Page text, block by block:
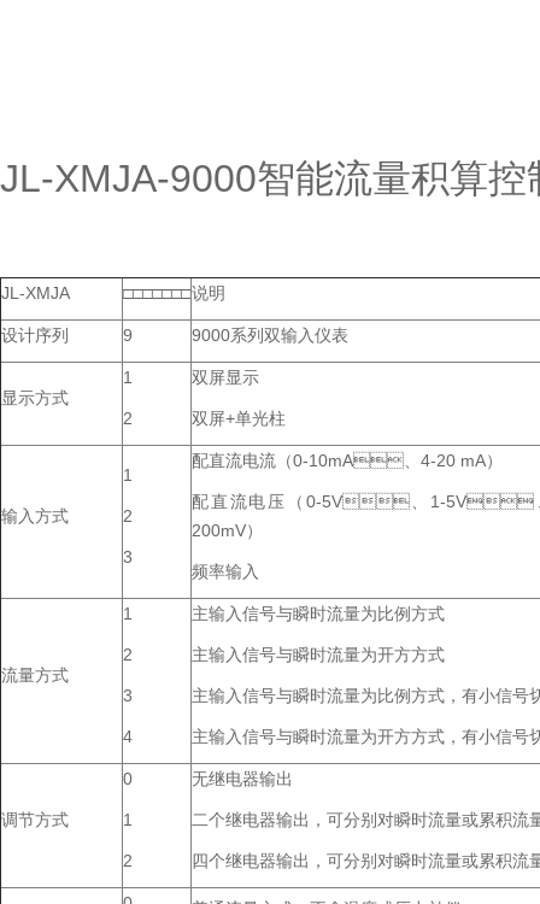
JL-XMJA-9000智能流量积算控
JL-XMJA □□□□□□□说明
设计序列 9 9000系列双输入仪表
显示方式
1
2
双屏显示
双屏+单光柱
输入方式
1
2
3
配直流电流（0-10mA、4-20 mA）
配直流电压（0-5V、1-5V
200mV）
频率输入
流量方式
1
2
3
4
主输入信号与瞬时流量为比例方式
主输入信号与瞬时流量为开方方式
主输入信号与瞬时流量为比例方式，有小信号
主输入信号与瞬时流量为开方方式，有小信号
调节方式
0
1
2
无继电器输出
二个继电器输出，可分别对瞬时流量或累积流
四个继电器输出，可分别对瞬时流量或累积流